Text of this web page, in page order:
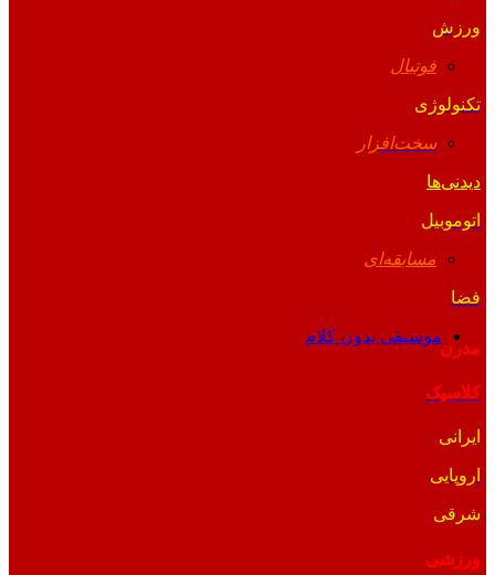
ورزش
فوتبال
تکنولوژی
سخت‌افزار
دیدنی‌ها
اتوموبیل
مسابقه‌ای
فضا
موسیقی بدون کلام
مدرن
کلاسیک
ایرانی
اروپایی
شرقی
ورزشی